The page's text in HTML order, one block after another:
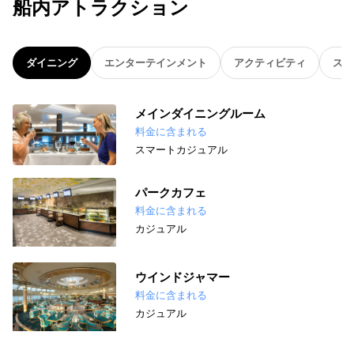
船内アトラクション
ダイニング エンターテインメント アクティビティ ス
メインダイニングルーム
料金に含まれる
スマートカジュアル
パークカフェ
料金に含まれる
カジュアル
ウインドジャマー
料金に含まれる
カジュアル